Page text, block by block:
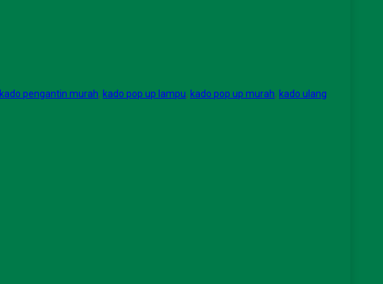
kado pengantin murah, kado pop up lampu, kado pop up murah, kado ulang